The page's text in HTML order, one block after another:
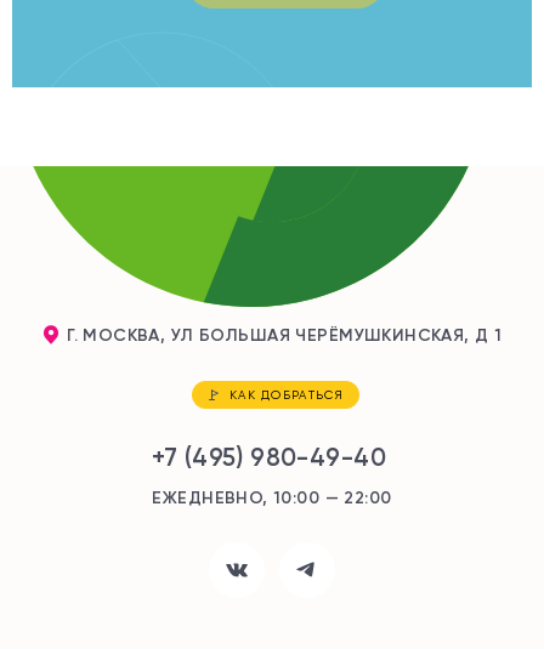
Г. МОСКВА, УЛ БОЛЬШАЯ ЧЕРЁМУШКИНСКАЯ, Д 1
КАК ДОБРАТЬСЯ
+7 (495) 980-49-40
ЕЖЕДНЕВНО, 10:00 — 22:00